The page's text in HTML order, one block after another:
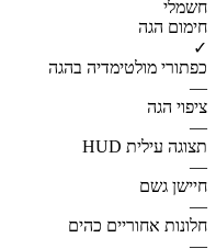
חשמלי
חימום הגה
✓
כפתורי מולטימדיה בהגה
—
ציפוי הגה
—
תצוגה עילית HUD
—
חיישן גשם
—
חלונות אחוריים כהים
—